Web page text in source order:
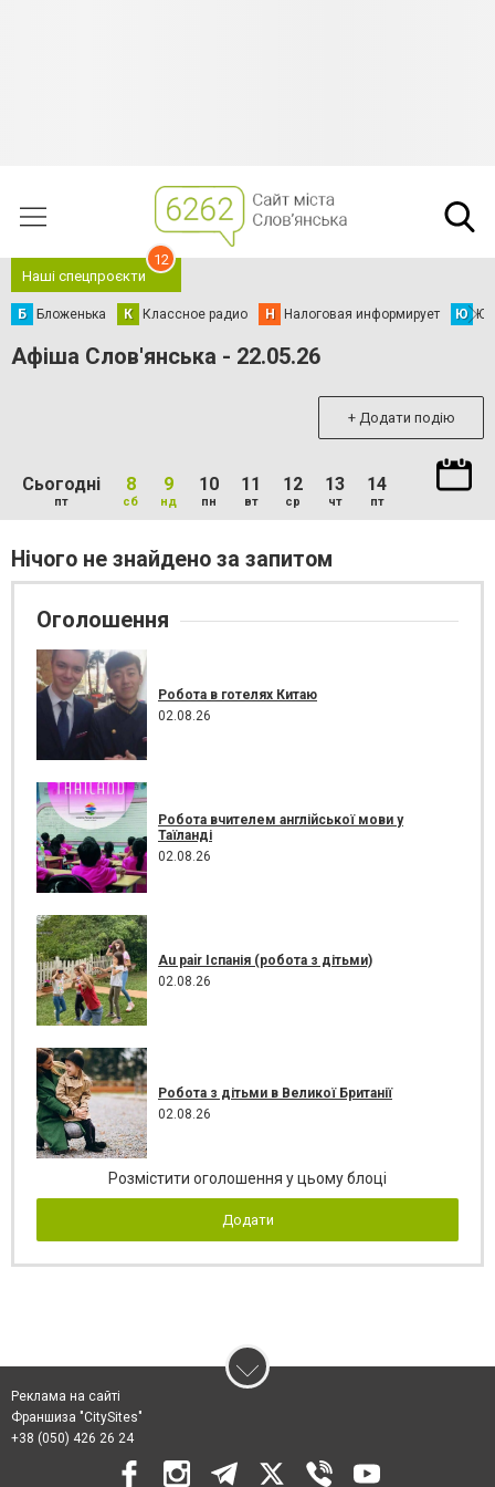
Наші спецпроєкти
12
Б Бложенька К Классное радио Н Налоговая информирует Ю
Афіша Слов'янська - 22.05.26
+ Додати подію
Сьогодні
пт
8
сб
9
нд
10
пн
11
вт
12
ср
13
чт
14
пт
Нічого не знайдено за запитом
Оголошення
Робота в готелях Китаю
02.08.26
Робота вчителем англійської мови у
Таїланді
02.08.26
Au pair Іспанія (робота з дітьми)
02.08.26
Робота з дітьми в Великої Британії
02.08.26
Розмістити оголошення у цьому блоці
Додати
Реклама на сайті
Франшиза "CitySites"
+38 (050) 426 26 24